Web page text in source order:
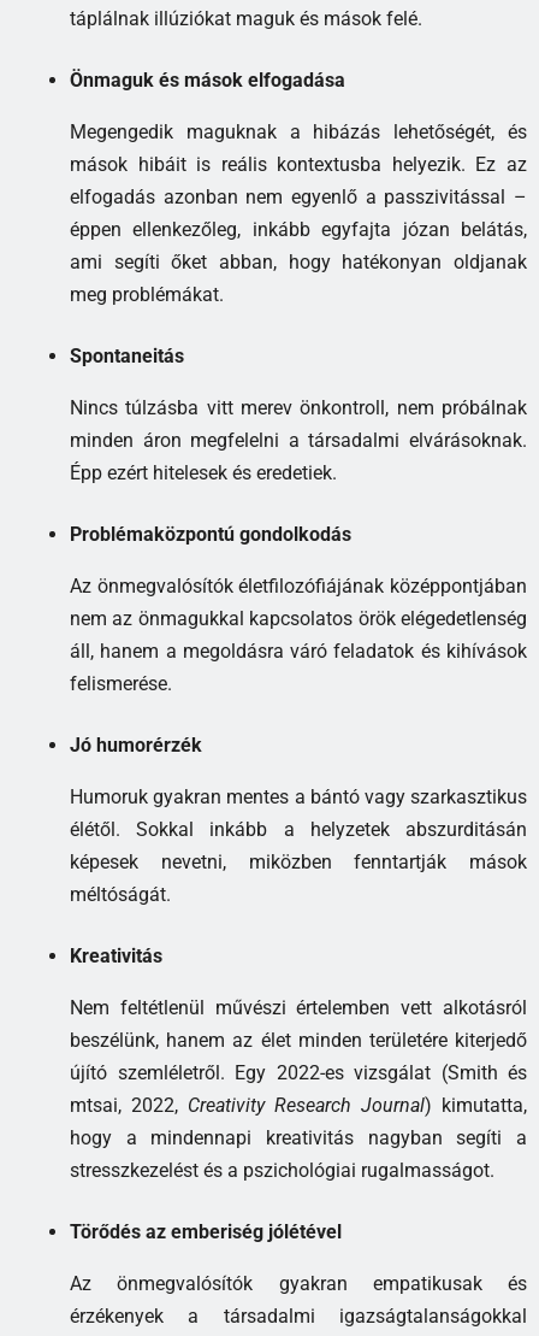
táplálnak illúziókat maguk és mások felé.
Önmaguk és mások elfogadása
Megengedik maguknak a hibázás lehetőségét, és
mások hibáit is reális kontextusba helyezik. Ez az
elfogadás azonban nem egyenlő a passzivitással –
éppen ellenkezőleg, inkább egyfajta józan belátás,
ami segíti őket abban, hogy hatékonyan oldjanak
meg problémákat.
Spontaneitás
Nincs túlzásba vitt merev önkontroll, nem próbálnak
minden áron megfelelni a társadalmi elvárásoknak.
Épp ezért hitelesek és eredetiek.
Problémaközpontú gondolkodás
Az önmegvalósítók életfilozófiájának középpontjában
nem az önmagukkal kapcsolatos örök elégedetlenség
áll, hanem a megoldásra váró feladatok és kihívások
felismerése.
Jó humorérzék
Humoruk gyakran mentes a bántó vagy szarkasztikus
élétől. Sokkal inkább a helyzetek abszurditásán
képesek nevetni, miközben fenntartják mások
méltóságát.
Kreativitás
Nem feltétlenül művészi értelemben vett alkotásról
beszélünk, hanem az élet minden területére kiterjedő
újító szemléletről. Egy 2022-es vizsgálat (Smith és
mtsai, 2022, Creativity Research Journal) kimutatta,
hogy a mindennapi kreativitás nagyban segíti a
stresszkezelést és a pszichológiai rugalmasságot.
Törődés az emberiség jólétével
Az önmegvalósítók gyakran empatikusak és
érzékenyek a társadalmi igazságtalanságokkal